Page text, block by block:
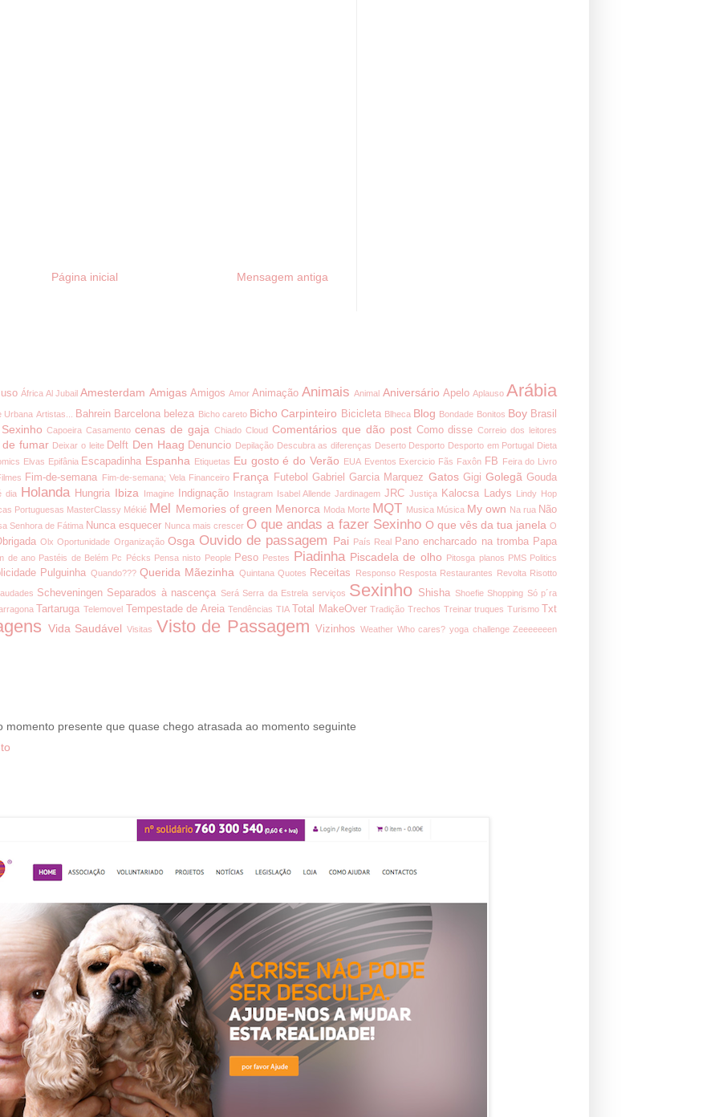
Mensagem antiga
Página inicial
África Al Jubail Amesterdam Amigas Amigos Amor Animação Animais Animal Aniversário Apelo Aplauso Arábia
Urbana Artistas... Bahrein Barcelona beleza Bicho careto Bicho Carpinteiro Bicicleta Blheca Blog Bondade Bonitos Boy Brasil
Capoeira Casamento cenas de gaja Chiado Cloud Comentários que dão post Como disse Correio dos leitores
de fumar Deixar o leite Delft Den Haag Denuncio Depilação Descubra as diferenças Deserto Desporto Desporto em Portugal Dieta
Elvas Epifânia Escapadinha Espanha Etiquetas Eu gosto é do Verão EUA Eventos Exercicio Fãs Faxôn FB Feira do Livro
Fim-de-semana Fim-de-semana; Vela Financeiro França Futebol Gabriel Garcia Marquez Gatos Gigi Golegã Gouda
dia Holanda Hungria Ibiza Imagine Indignação Instagram Isabel Allende Jardinagem JRC Justiça Kalocsa Ladys Lindy Hop
Portuguesas MasterClassy Mékié Mel Memories of green Menorca Moda Morte MQT Musica Música My own Na rua Não
Senhora de Fátima Nunca esquecer Nunca mais crescer O que andas a fazer Sexinho O que vês da tua janela O
Olx Oportunidade Organização Osga Ouvido de passagem Pai País Real Pano encharcado na tromba Papa
de ano Pastéis de Belém Pc Pécks Pensa nisto People Peso Pestes Piadinha Piscadela de olho Pitosga planos PMS Politics
Pulguinha Quando??? Querida Mãezinha Quintana Quotes Receitas Responso Resposta Restaurantes Revolta Risotto
Scheveningen Separados à nascença Será Serra da Estrela serviços Sexinho Shisha Shoefie Shopping Só p´ra
Tartaruga Telemovel Tempestade de Areia Tendências TIA Total MakeOver Tradição Trechos Treinar truques Turismo Txt
Vida Saudável Visitas Visto de Passagem Vizinhos Weather Who cares? yoga challenge Zeeeeeeen
momento presente que quase chego atrasada ao momento seguinte